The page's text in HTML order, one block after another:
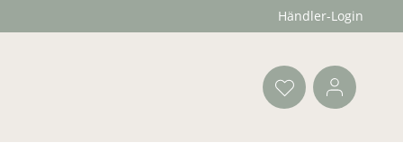
Händler-Login